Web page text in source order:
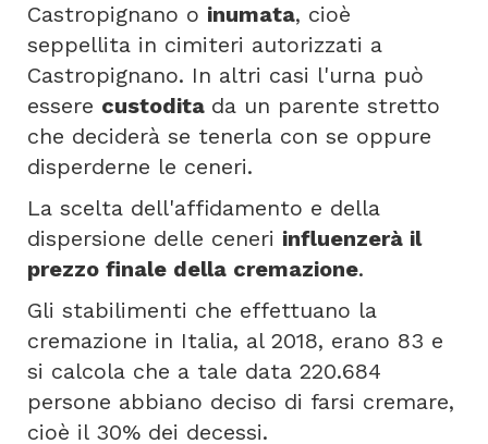
Castropignano o inumata, cioè
seppellita in cimiteri autorizzati a
Castropignano. In altri casi l'urna può
essere custodita da un parente stretto
che deciderà se tenerla con se oppure
disperderne le ceneri.
La scelta dell'affidamento e della
dispersione delle ceneri influenzerà il
prezzo finale della cremazione.
Gli stabilimenti che effettuano la
cremazione in Italia, al 2018, erano 83 e
si calcola che a tale data 220.684
persone abbiano deciso di farsi cremare,
cioè il 30% dei decessi.